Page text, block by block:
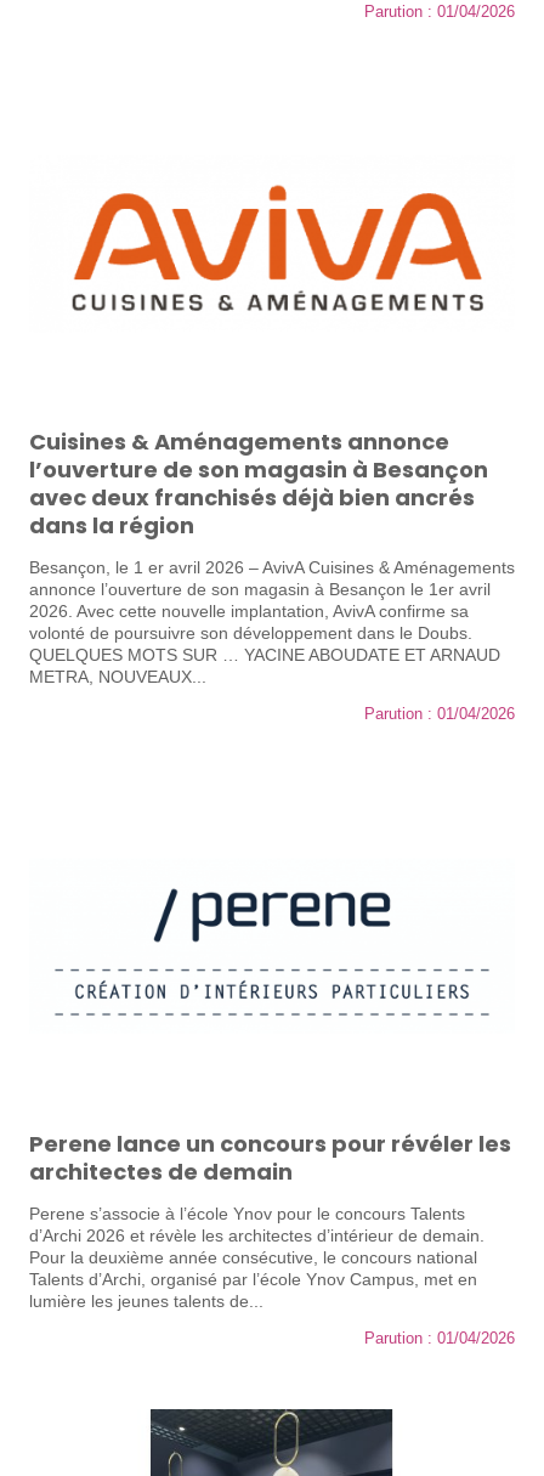
Parution : 01/04/2026
Cuisines & Aménagements annonce
l’ouverture de son magasin à Besançon
avec deux franchisés déjà bien ancrés
dans la région
Besançon, le 1 er avril 2026 – AvivA Cuisines & Aménagements
annonce l’ouverture de son magasin à Besançon le 1er avril
2026. Avec cette nouvelle implantation, AvivA confirme sa
volonté de poursuivre son développement dans le Doubs.
QUELQUES MOTS SUR … YACINE ABOUDATE ET ARNAUD
METRA, NOUVEAUX...
Parution : 01/04/2026
Perene lance un concours pour révéler les
architectes de demain
Perene s’associe à l’école Ynov pour le concours Talents
d’Archi 2026 et révèle les architectes d’intérieur de demain.
Pour la deuxième année consécutive, le concours national
Talents d’Archi, organisé par l’école Ynov Campus, met en
lumière les jeunes talents de...
Parution : 01/04/2026